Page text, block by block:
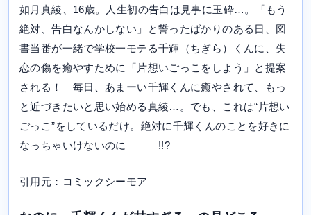
如月真綾、16歳。人生初の告白は見事に玉砕…。「もう
絶対、告白なんかしない」と誓ったばかりのある日、図
書当番が一緒で学校一モテる千輝（ちぎら）くんに、失
恋の傷を癒やすために「片想いごっこをしよう」と提案
される！ 毎日、あまーい千輝くんに癒やされて、もっ
と近づきたいと思い始める真綾…。でも、これは“片想い
ごっこ”をしているだけ。絶対に千輝くんのことを好きに
なっちゃいけないのに―――!!?
引用元：コミックシーモア